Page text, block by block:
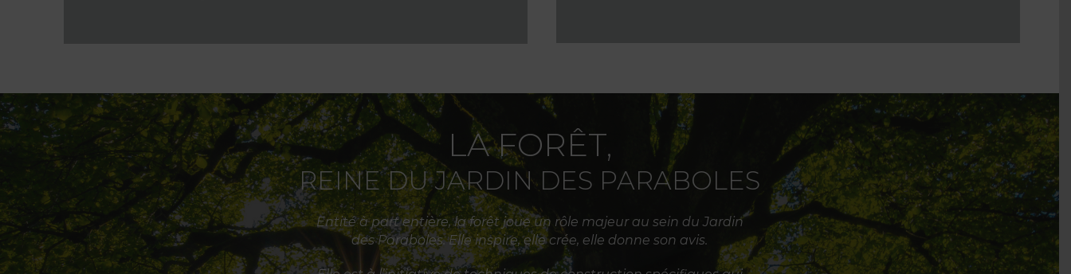
LA FORÊT,
REINE DU JARDIN DES PARABOLES
Entité à part entière, la forêt joue un rôle majeur au sein du Jardin
des Paraboles. Elle inspire, elle crée, elle donne son avis.